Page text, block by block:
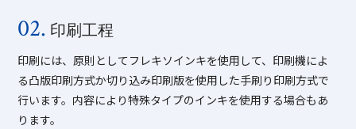
02. 印刷工程
印刷には、原則としてフレキソインキを使用して、印刷機によ
る凸版印刷方式か切り込み印刷版を使用した手刷り印刷方式で
行います。内容により特殊タイプのインキを使用する場合もあ
ります。